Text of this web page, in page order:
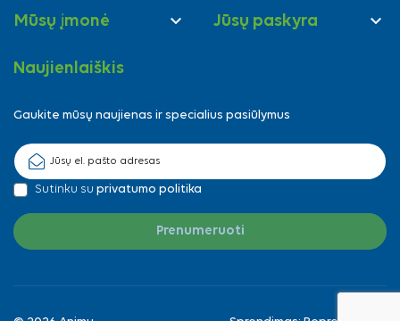
Mūsų įmonė  Jūsų paskyra 
Naujienlaiškis
Gaukite mūsų naujienas ir specialius pasiūlymus
Sutinku su privatumo politika